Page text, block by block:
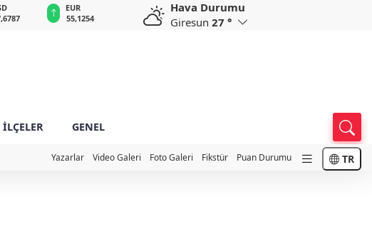
EUR
55,1254
GBP
64,3468
CHF
59,0083
CAD
34,1883
Hava Durumu
Giresun 27 °
İLÇELER GENEL
Yazarlar Video Galeri Foto Galeri Fikstür Puan Durumu TR